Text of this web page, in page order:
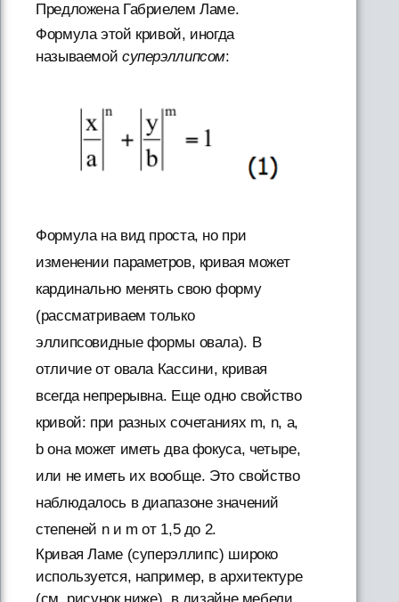
Предложена Габриелем Ламе.
Формула этой кривой, иногда
называемой суперэллипсом:
Формула на вид проста, но при
изменении параметров, кривая может
кардинально менять свою форму
(рассматриваем только
эллипсовидные формы овала). В
отличие от овала Кассини, кривая
всегда непрерывна. Еще одно свойство
кривой: при разных сочетаниях m, n, a,
b она может иметь два фокуса, четыре,
или не иметь их вообще. Это свойство
наблюдалось в диапазоне значений
степеней n и m от 1,5 до 2.
Кривая Ламе (суперэллипс) широко
используется, например, в архитектуре
(см. рисунок ниже), в дизайне мебели